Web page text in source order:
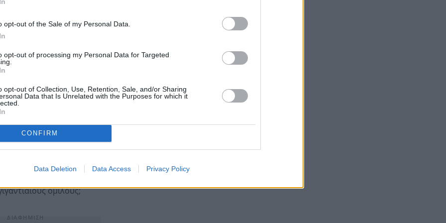
opt-out of the Sale of my Personal Data.
opt-out of processing my Personal Data for Targeted
opt-out of Collection, Use, Retention, Sale, and/or Sharing
Data that Is Unrelated with the Purposes for which it
CONFIRM
Data Deletion Data Access Privacy Policy
Netflix, η Amazon και η Disney δεν περιορίζονται
ελέγχουν ταυτόχρονα και τα κανάλια διανομής
σύστημα
ψυχαγωγίας.
θα μπορούσαν σήμερανα χρηματοδοτηθούν
ή πολιτικού χαρακτήρα, όπως το "I Know This
σε ένα περιβάλλον όπου
ομίλους;